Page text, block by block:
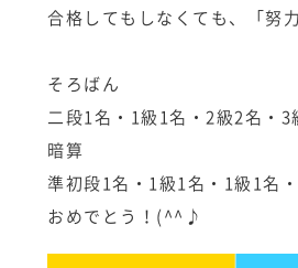
合格してもしなくても、「努
そろばん
二段1名・1級1名・2級2名・
暗算
準初段1名・1級1名・1級1名
おめでとう！(^^♪